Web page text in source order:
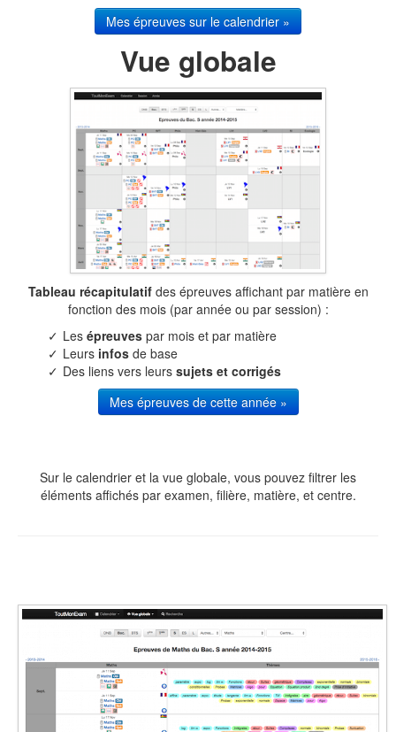
Mes épreuves sur le calendrier »
Vue globale
Tableau récapitulatifdes épreuves affichant par matière en
fonction des mois (par année ou par session) :
Lesépreuves par mois et par matière
Leurs infos de base
Des liens vers leurssujets et corrigés
Mes épreuves de cette année »
Sur le calendrier et la vue globale, vous pouvez filtrer les
éléments affichés par examen, filière, matière, et centre.